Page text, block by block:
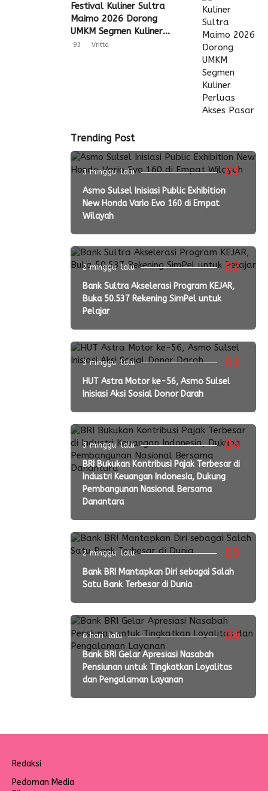
Festival Kuliner Sultra
Maimo 2026 Dorong
UMKM Segmen Kuliner
Perluas Akses Pasar
93 Vritta
Trending Post
01
3 minggu lalu
Asmo Sulsel Inisiasi Public Exhibition
New Honda Vario Evo 160 di Empat
Wilayah
02
2 minggu lalu
Bank Sultra Akselerasi Program KEJAR,
Buka 50.537 Rekening SimPel untuk
Pelajar
03
3 minggu lalu
HUT Astra Motor ke-56, Asmo Sulsel
Inisiasi Aksi Sosial Donor Darah
04
3 minggu lalu
BRI Bukukan Kontribusi Pajak Terbesar di
Industri Keuangan Indonesia, Dukung
Pembangunan Nasional Bersama
Danantara
05
2 minggu lalu
Bank BRI Mantapkan Diri sebagai Salah
Satu Bank Terbesar di Dunia
06
6 hari lalu
Bank BRI Gelar Apresiasi Nasabah
Pensiunan untuk Tingkatkan Loyalitas
dan Pengalaman Layanan
Redaksi
Pedoman Media